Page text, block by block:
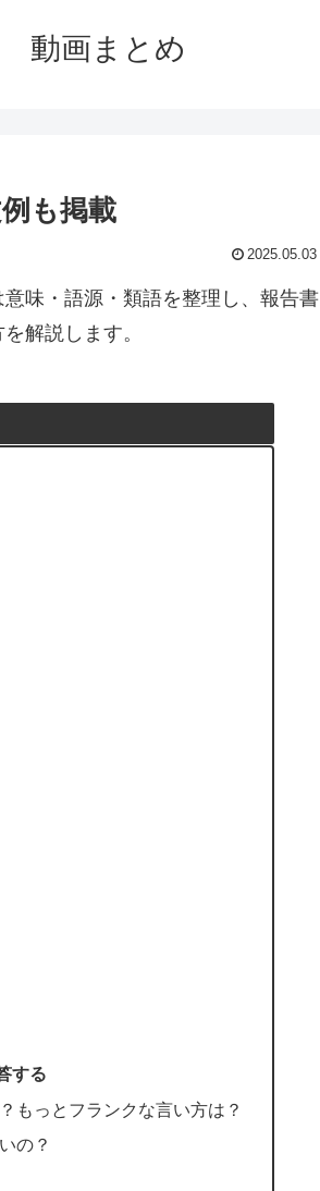
動画まとめ
も掲載
2025.05.03
味・語源・類語を整理し、報告書
解説します。
する
もっとフランクな言い方は？
の？